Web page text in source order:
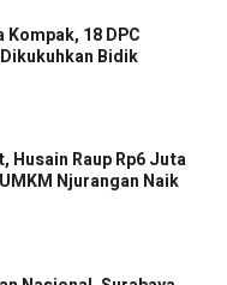
Kompak, 18 DPC
Bidik
Husain Raup Rp6 Juta
Njurangan Naik